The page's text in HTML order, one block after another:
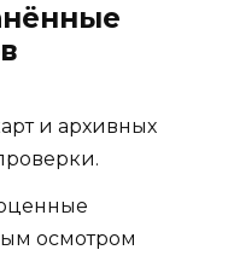
и архивных
осмотром